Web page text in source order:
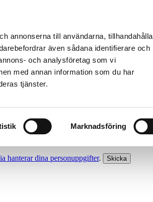
annonserna till användarna, tillhandahålla
även sådana identifierare och
och analysföretag som vi
med annan information som du har
tjänster.
Marknadsföring
hanterar dina personuppgifter.